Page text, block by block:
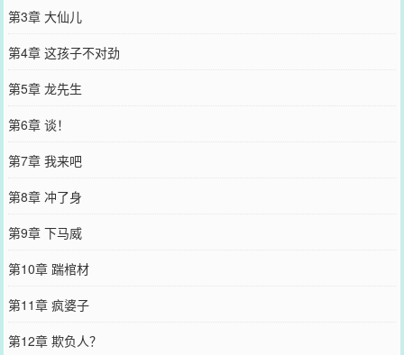
第3章 大仙儿
第4章 这孩子不对劲
第5章 龙先生
第6章 谈！
第7章 我来吧
第8章 冲了身
第9章 下马威
第10章 踹棺材
第11章 疯婆子
第12章 欺负人？